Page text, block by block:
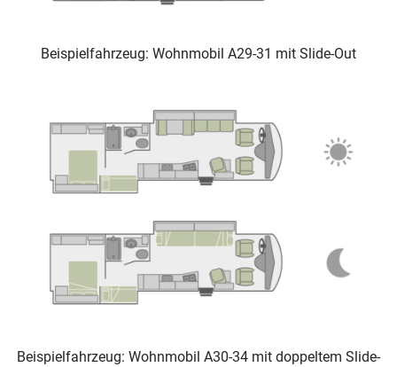
Beispielfahrzeug: Wohnmobil A29-31 mit Slide-Out
Beispielfahrzeug: Wohnmobil A30-34 mit doppeltem Slide-